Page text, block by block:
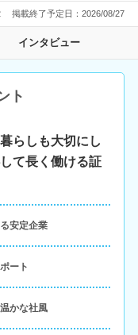
掲載終了予定日：2026/08/27
インタビュー
ト
らしも大切にし
て長く働ける証
安定企業
ート
かな社風